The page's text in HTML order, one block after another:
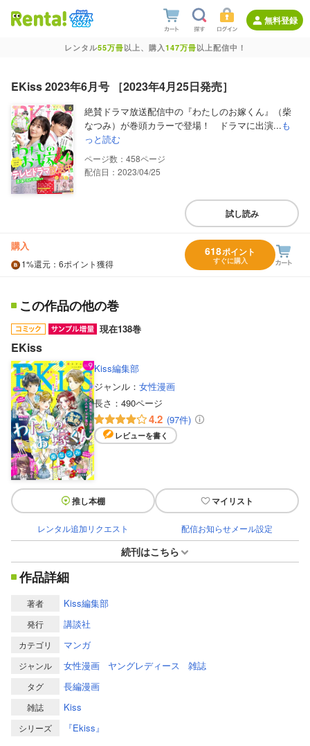
無料登録
レンタル55万冊以上、購入147万冊以上配信中！
EKiss 2023年6月号 ［2023年4月25日発売］
絶賛ドラマ放送配信中の『わたしのお嫁くん』（柴
なつみ）が巻頭カラーで登場！ ドラマに出演...も
っと読む
458
配信日：2023/04/25
試し読み
購入
1%還元 ：6ポイント獲得
618ポイント
すぐに購入
この作品の他の巻
現在138巻
EKiss
Kiss編集部
ジャンル： 女性漫画
長さ： 490ページ
4.2 (97件)
レビューを書く
推し本棚 マイリスト
レンタル追加リクエスト 配信お知らせメール設定
続刊はこちら
作品詳細
著者 Kiss編集部
発行 講談社
カテゴリ マンガ
ジャンル 女性漫画 ヤングレディース 雑誌
タグ 長編漫画
雑誌 Kiss
シリーズ
『Ekiss』